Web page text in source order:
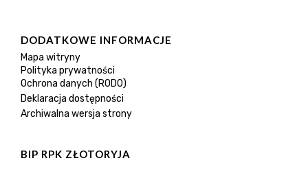
DODATKOWE INFORMACJE
Mapa witryny
Polityka prywatności
Ochrona danych (RODO)
Deklaracja dostępności
Archiwalna wersja strony
BIP RPK ZŁOTORYJA